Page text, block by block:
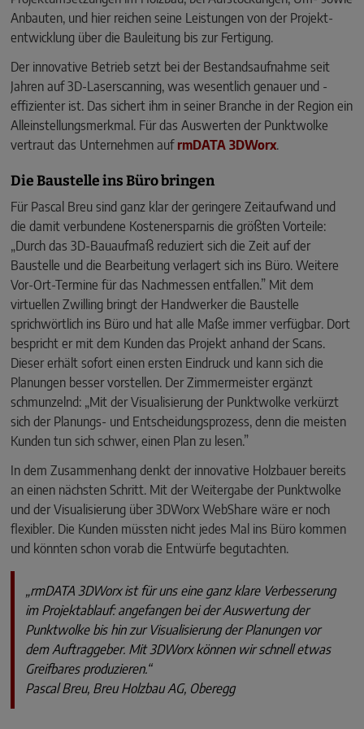
Anbauten, und hier reichen seine Leistungen von der Projekt­
entwicklung über die Bauleitung bis zur Fertigung.
Der innovative Betrieb setzt bei der Bestandsaufnahme seit
Jahren auf 3D-Laserscanning, was wesentlich genauer und ­
effizienter ist. Das sichert ihm in seiner Branche in der Region ein
Alleinstellungsmerkmal. Für das Auswerten der Punktwolke
vertraut das Unternehmen auf rmDATA 3DWorx.
Die Baustelle ins Büro bringen
Für Pascal Breu sind ganz klar der geringere Zeitaufwand und
die damit verbundene Kostenersparnis die größten Vorteile:
„Durch das 3D-Bauaufmaß reduziert sich die Zeit auf der
Baustelle und die Bearbeitung verlagert sich ins Büro. Weitere
Vor-Ort-Termine für das Nachmessen entfallen.” Mit dem
virtuellen Zwilling bringt der Handwerker die Baustelle
sprichwörtlich ins Büro und hat alle Maße immer verfügbar. Dort
bespricht er mit dem Kunden das Projekt anhand der Scans.
Dieser erhält sofort einen ersten Eindruck und kann sich die
Planungen besser vorstellen. Der Zimmermeister ergänzt
schmunzelnd: „Mit der Visualisierung der Punktwolke verkürzt
sich der Planungs- und Entscheidungsprozess, denn die meisten
Kunden tun sich schwer, einen Plan zu lesen.”
In dem Zusammenhang denkt der innovative Holzbauer bereits
an einen nächsten Schritt. Mit der Weitergabe der Punkt­wolke
und der Visualisierung über 3DWorx WebShare wäre er noch
flexibler. Die Kunden müssten nicht jedes Mal ins Büro kommen
und könnten schon vorab die Entwürfe begutachten.
„rmDATA 3DWorx ist für uns eine ganz klare Verbesserung
im Projektablauf: angefangen bei der Auswertung der
Punktwolke bis hin zur Visualisierung der Planungen vor
dem Auftraggeber. Mit 3DWorx können wir schnell etwas
Greifbares produzieren.“
Pascal Breu, Breu Holzbau AG, Oberegg